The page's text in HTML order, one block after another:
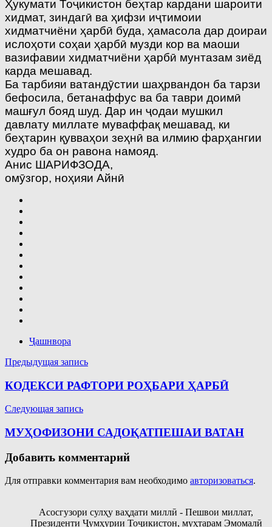
Ҳукумати Тоҷикистон беҳтар кардани шароити
хидмат, зиндагӣ ва ҳифзи иҷтимоии
хидматчиёни ҳарбӣ буда, ҳамасола дар доираи
ислоҳоти соҳаи ҳарбӣ музди кор ва маоши
вазифавии хидматчиёни ҳарбӣ мунтазам зиёд
карда мешавад.
Ба тарбияи ватандӯстии шаҳрвандон ба тарзи
бефосила, бетанаффус ва ба таври доимӣ
машғул бояд шуд. Дар ин ҷодаи мушкил
давлату миллате муваффақ мешавад, ки
беҳтарин қувваҳои зеҳнӣ ва илмию фарҳангии
худро ба он равона намояд.
Анис ШАРИФЗОДА,
омӯзгор, ноҳияи Айнӣ
Ҷашнвора
Навигация
по
записям
Предыдущая запись
КОДЕКСИ РАФТОРИ РОҲБАРИ ҲАРБӢ
Следующая запись
МУҲОФИЗОНИ САДОҚАТПЕШАИ ВАТАН
Добавить комментарий
Для отправки комментария вам необходимо авторизоваться.
Асосгузори сулҳу ваҳдати миллӣ - Пешвои миллат,
Президенти Ҷумҳурии Тоҷикистон, муҳтарам Эмомалӣ